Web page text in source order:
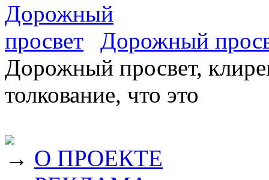
Дорожный
Дорожный просвет,
толкование, что это
→ О ПРОЕКТЕ